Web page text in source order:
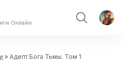
Онлайн
» Адепт Бога Тьмы. Том 1